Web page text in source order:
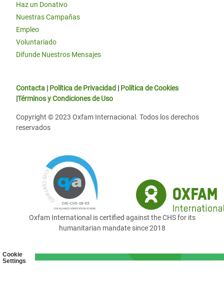
Cookie
Settings
Haz un Donativo
Nuestras Campañas
Empleo
Voluntariado
Difunde Nuestros Mensajes
Contacta | Política de Privacidad | Política de Cookies
|Términos y Condiciones de Uso
Copyright © 2023 Oxfam Internacional. Todos los derechos
reservados
Oxfam International is certified against the CHS for its
humanitarian mandate since 2018